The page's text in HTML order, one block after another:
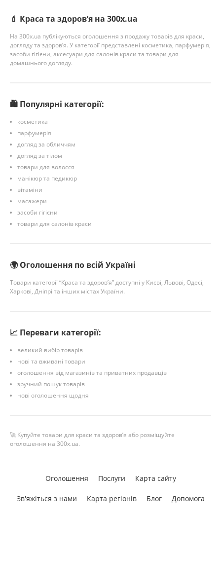
💄 Краса та здоров’я на 300x.ua
На 300x.ua публікуються оголошення з продажу товарів для краси,
догляду та здоров’я. У категорії представлені косметика, парфумерія,
засоби гігієни, аксесуари для салонів краси та товари для
домашнього догляду.
🛍️ Популярні категорії:
косметика
парфумерія
догляд за обличчям
догляд за тілом
товари для волосся
манікюр та педикюр
вітаміни
масажери
засоби гігієни
товари для салонів краси
🌍 Оголошення по всій Україні
Товари категорії “Краса та здоров’я” доступні у Києві, Львові, Одесі,
Харкові, Дніпрі та інших містах України.
📈 Переваги категорії:
великий вибір товарів
нові та вживані товари
оголошення від магазинів та приватних продавців
зручний пошук товарів
нові оголошення щодня
🚀 Купуйте товари для краси та здоров’я або розміщуйте
оголошення на 300x.ua.
Оголошення Послуги Карта сайту
Зв'яжіться з нами Карта регіонів Блог Допомога